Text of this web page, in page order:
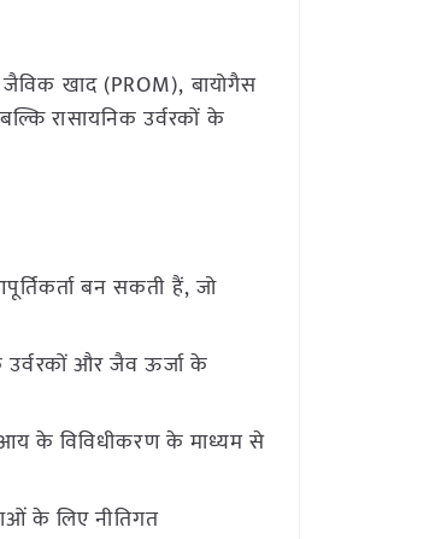
खाद (PROM), बायोगैस
रासायनिक उर्वरकों के
बन सकती हैं, जो
उर्वरकों और जैव ऊर्जा के
के विविधीकरण के माध्यम से
के लिए नीतिगत